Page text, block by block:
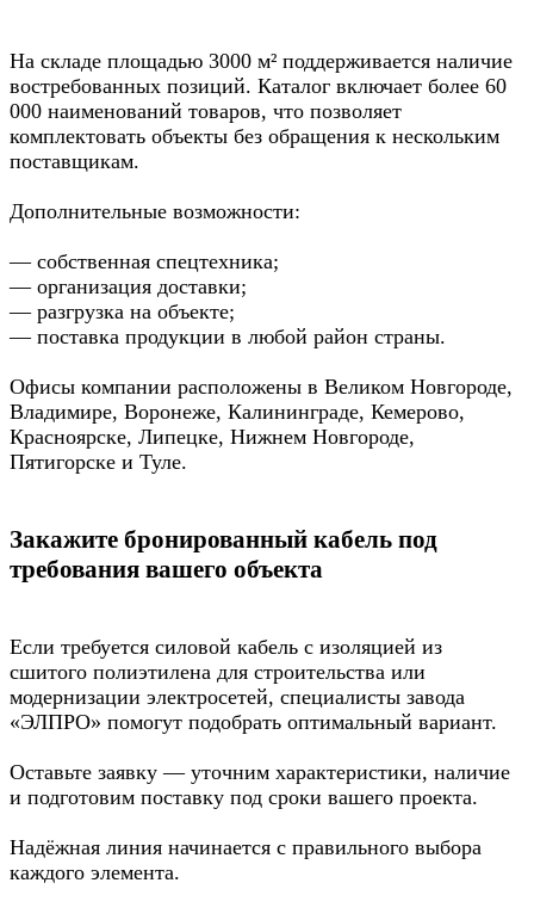
На складе площадью 3000 м² поддерживается наличие
востребованных позиций. Каталог включает более 60
000 наименований товаров, что позволяет
комплектовать объекты без обращения к нескольким
поставщикам.
Дополнительные возможности:
— собственная спецтехника;
— организация доставки;
— разгрузка на объекте;
— поставка продукции в любой район страны.
Офисы компании расположены в Великом Новгороде,
Владимире, Воронеже, Калининграде, Кемерово,
Красноярске, Липецке, Нижнем Новгороде,
Пятигорске и Туле.
Закажите бронированный кабель под
требования вашего объекта
Если требуется силовой кабель с изоляцией из
сшитого полиэтилена для строительства или
модернизации электросетей, специалисты завода
«ЭЛПРО» помогут подобрать оптимальный вариант.
Оставьте заявку — уточним характеристики, наличие
и подготовим поставку под сроки вашего проекта.
Надёжная линия начинается с правильного выбора
каждого элемента.